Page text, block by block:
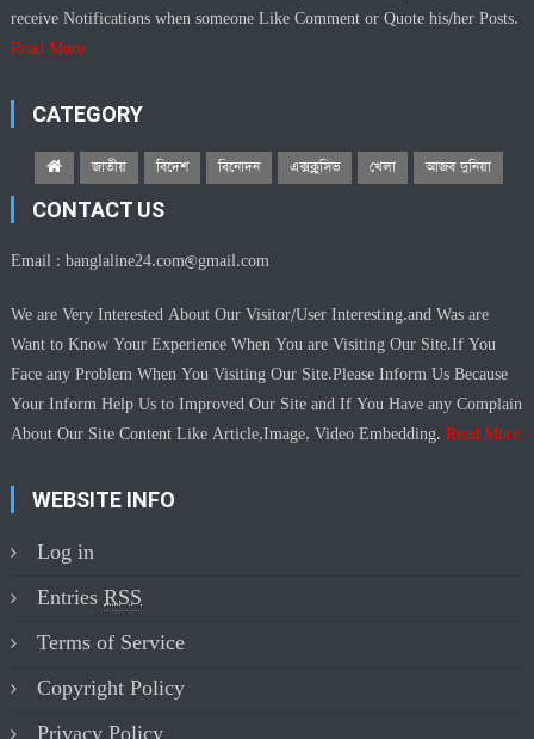
receive Notifications when someone Like Comment or Quote his/her Posts.
Read More
CATEGORY
জাতীয় বিদেশ বিনোদন এক্সক্লুসিভ খেলা আজব দুনিয়া
CONTACT US
Email :banglaline24.com@gmail.com
We are Very Interested About Our Visitor/User Interesting.and Was are
Want to Know Your Experience When You are Visiting Our Site.If You
Face any Problem When You Visiting Our Site.Please Inform Us Because
Your Inform Help Us to Improved Our Site and If You Have any Complain
About Our Site Content Like Article,Image, Video Embedding.Read More
WEBSITE INFO
Log in
EntriesRSS
Terms of Service
Copyright Policy
Privacy Policy